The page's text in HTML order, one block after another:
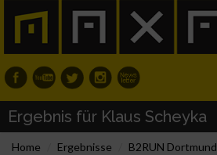
Ergebnis für Klaus Scheyka
Home Ergebnisse B2RUN Dortmund